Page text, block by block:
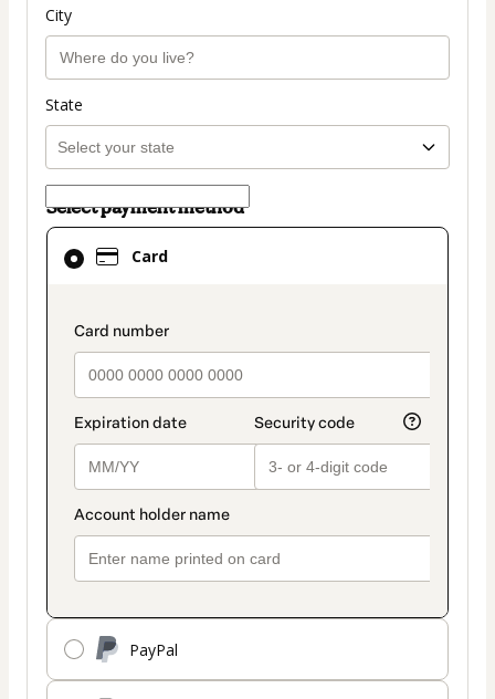
City
State
Select payment method
Card
payment_data.section_title_v2
PayPal
Card
selected
method